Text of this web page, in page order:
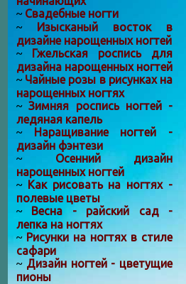
~ Свадебные ногти
~ Изысканый восток в
дизайне нарощенных ногтей
~ Гжельская роспись для
дизайна нарощенных ногтей
~ Чайные розы в рисунках на
нарощенных ногтях
~Зимняя роспись ногтей -
ледяная капель
~ Наращивание ногтей -
дизайн фэнтези
~ Осенний дизайн
нарощенных ногтей
~ Как рисовать на ногтях -
полевые цветы
~ Весна - райский сад -
лепка на ногтях
~Рисунки на ногтях в стиле
сафари
~ Дизайн ногтей - цветущие
пионы